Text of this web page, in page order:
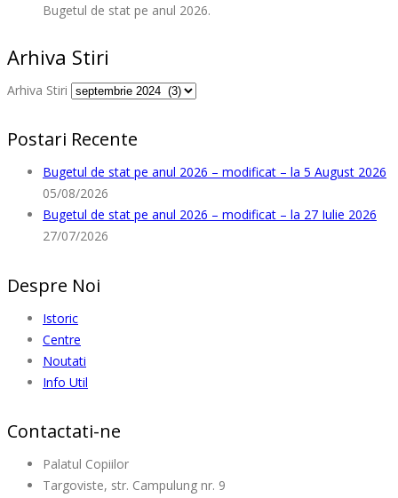
Bugetul de stat pe anul 2026.
Arhiva Stiri
Arhiva Stiri
Postari Recente
Bugetul de stat pe anul 2026 – modificat – la 5 August 2026
05/08/2026
Bugetul de stat pe anul 2026 – modificat – la 27 Iulie 2026
27/07/2026
Despre Noi
Istoric
Centre
Noutati
Info Util
Contactati-ne
Palatul Copiilor
Targoviste, str. Campulung nr. 9